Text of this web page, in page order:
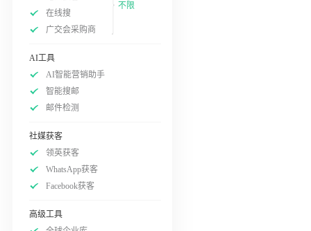
在线搜
广交会采购商
不限
AI工具
AI智能营销助手
智能搜邮
邮件检测
社媒获客
领英获客
WhatsApp获客
Facebook获客
高级工具